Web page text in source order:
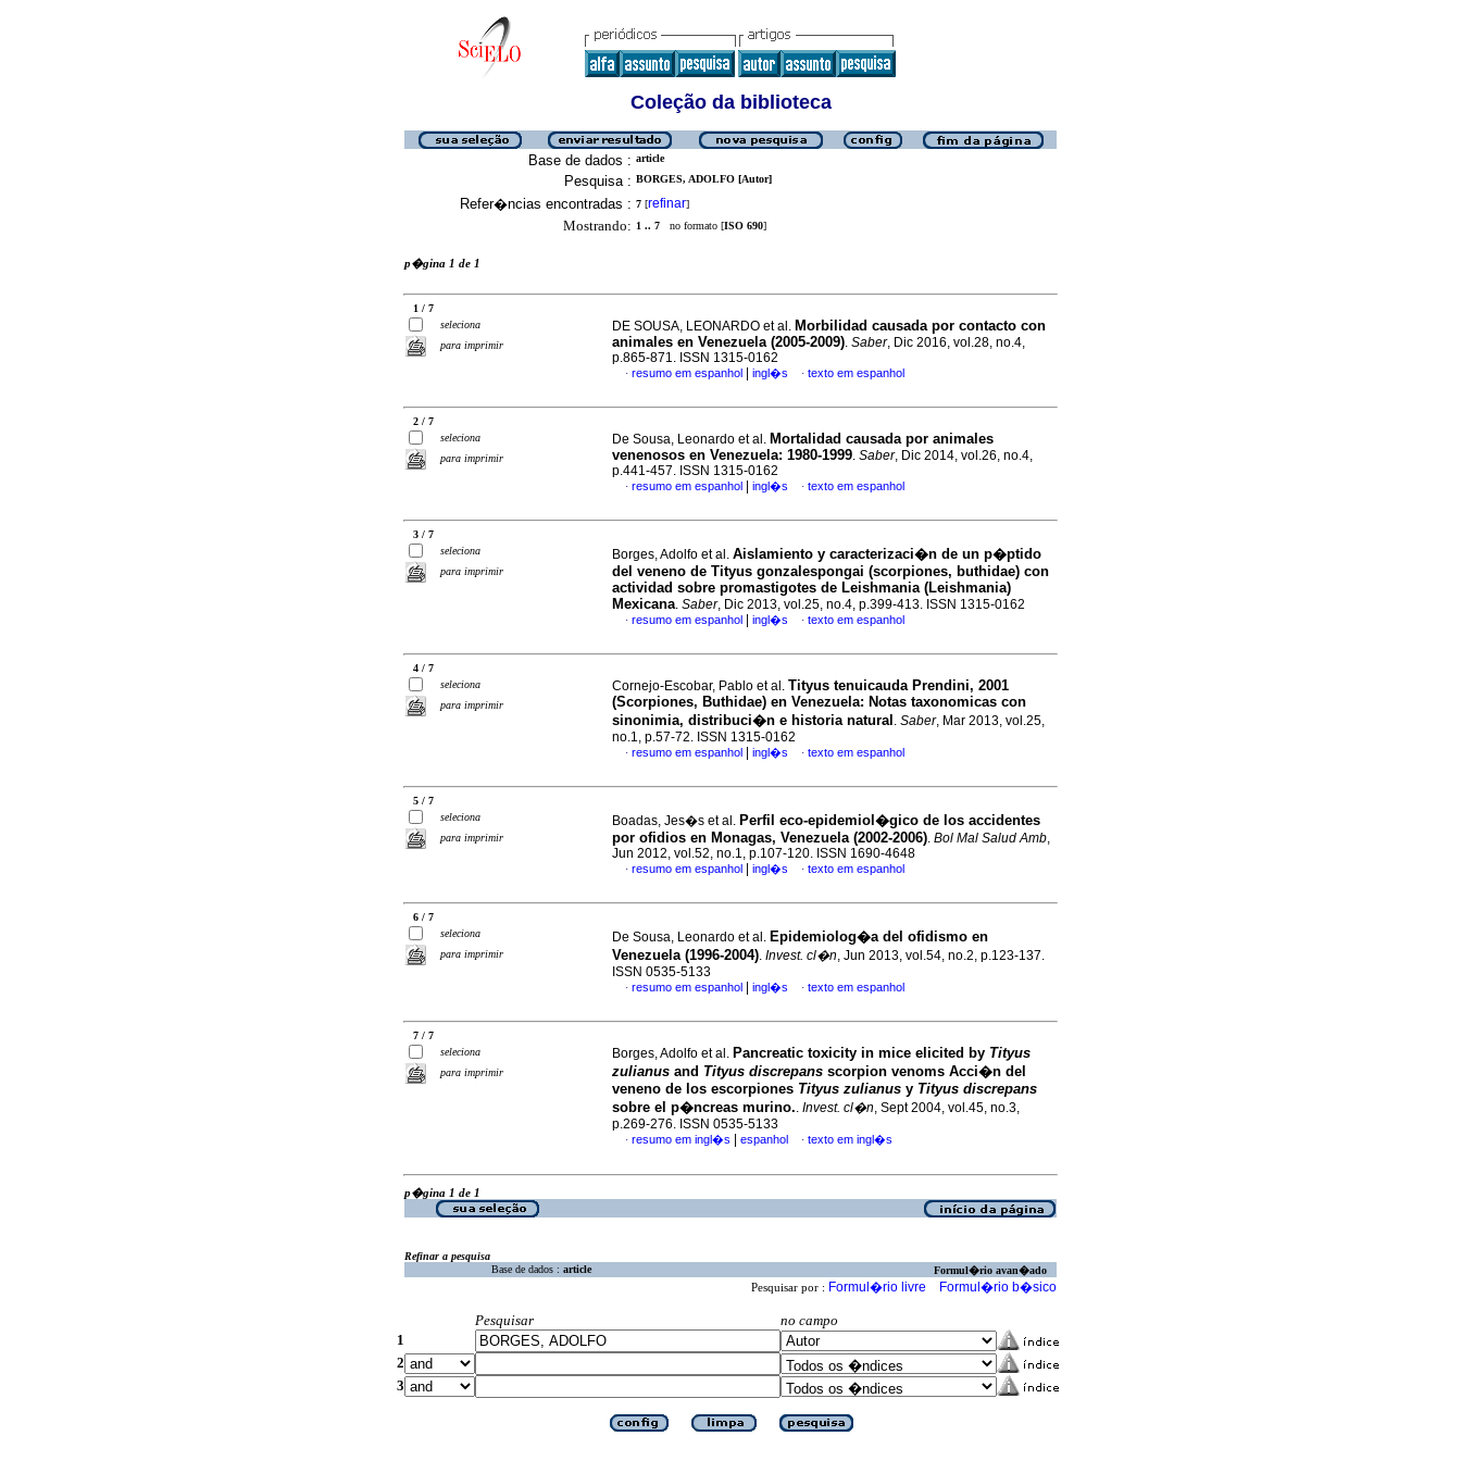
Coleção da biblioteca
Base de dados : article
Pesquisa : BORGES, ADOLFO [Autor]
Refer�ncias encontradas : 7 [refinar]
Mostrando: 1 .. 7 no formato [ISO 690]
p�gina 1 de 1
1 / 7
seleciona
para imprimir
DE SOUSA, LEONARDO et al. Morbilidad causada por contacto con
animales en Venezuela (2005-2009). Saber, Dic 2016, vol.28, no.4,
p.865-871. ISSN 1315-0162
· resumo em espanhol ingl�s · texto em espanhol
2 / 7
seleciona
para imprimir
De Sousa, Leonardo et al. Mortalidad causada por animales
venenosos en Venezuela: 1980-1999. Saber, Dic 2014, vol.26, no.4,
p.441-457. ISSN 1315-0162
· resumo em espanhol ingl�s · texto em espanhol
3 / 7
seleciona
para imprimir
Borges, Adolfo et al. Aislamiento y caracterizaci�n de un p�ptido
del veneno de Tityus gonzalespongai (scorpiones, buthidae) con
actividad sobre promastigotes de Leishmania (Leishmania)
Mexicana. Saber, Dic 2013, vol.25, no.4, p.399-413. ISSN 1315-0162
· resumo em espanhol ingl�s · texto em espanhol
4 / 7
seleciona
para imprimir
Cornejo-Escobar, Pablo et al. Tityus tenuicauda Prendini, 2001
(Scorpiones, Buthidae) en Venezuela: Notas taxonomicas con
sinonimia, distribuci�n e historia natural . Saber, Mar 2013, vol.25,
no.1, p.57-72. ISSN 1315-0162
· resumo em espanhol ingl�s · texto em espanhol
5 / 7
seleciona
para imprimir
Boadas, Jes�s et al. Perfil eco-epidemiol�gico de los accidentes
por ofidios en Monagas, Venezuela (2002-2006). Bol Mal Salud Amb,
Jun 2012, vol.52, no.1, p.107-120. ISSN 1690-4648
· resumo em espanhol ingl�s · texto em espanhol
6 / 7
seleciona
para imprimir
De Sousa, Leonardo et al. Epidemiolog�a del ofidismo en
Venezuela (1996-2004). Invest. cl�n, Jun 2013, vol.54, no.2, p.123-137.
ISSN 0535-5133
· resumo em espanhol ingl�s · texto em espanhol
7 / 7
seleciona
para imprimir
Borges, Adolfo et al. Pancreatic toxicity in mice elicited by Tityus
zulianus and Tityus discrepans scorpion venoms Acci�n del
veneno de los escorpiones Tityus zulianus y Tityus discrepans
sobre el p�ncreas murino.. Invest. cl�n, Sept 2004, vol.45, no.3,
p.269-276. ISSN 0535-5133
· resumo em ingl�s espanhol · texto em ingl�s
p�gina 1 de 1
Refinar a pesquisa
Base de dados : article Formul�rio avan�ado
Pesquisar por : Formul�rio livre Formul�rio b�sico
Pesquisar
no campo
1
2
3